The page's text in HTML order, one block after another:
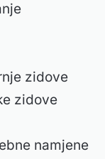
zidove
zidove
namjene